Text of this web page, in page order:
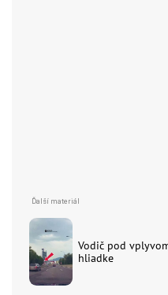
Vodič pod
hliadke